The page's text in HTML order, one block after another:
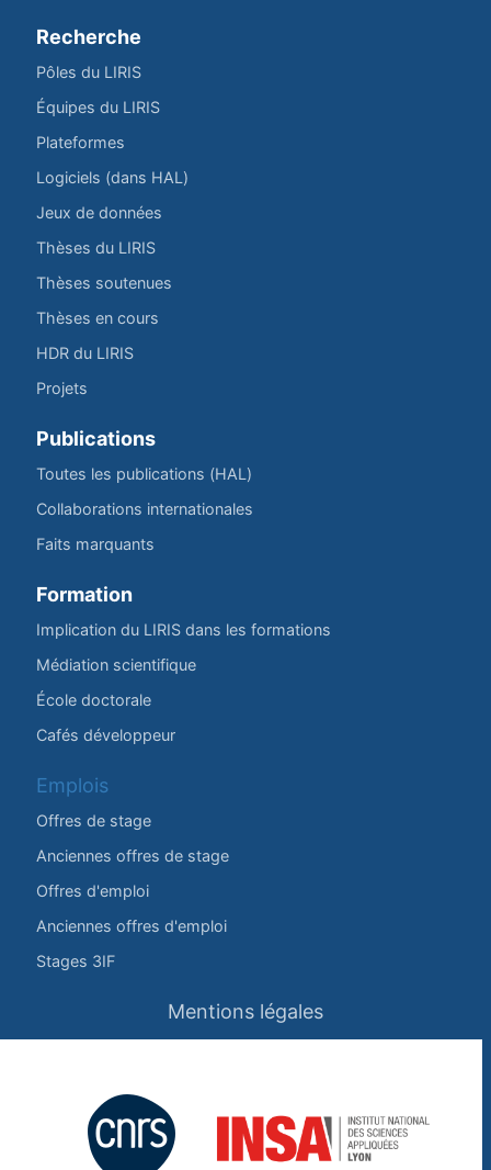
Recherche
Pôles du LIRIS
Équipes du LIRIS
Plateformes
Logiciels (dans HAL)
Jeux de données
Thèses du LIRIS
Thèses soutenues
Thèses en cours
HDR du LIRIS
Projets
Publications
Toutes les publications (HAL)
Collaborations internationales
Faits marquants
Formation
Implication du LIRIS dans les formations
Médiation scientifique
École doctorale
Cafés développeur
Emplois
Offres de stage
Anciennes offres de stage
Offres d'emploi
Anciennes offres d'emploi
Stages 3IF
Mentions légales